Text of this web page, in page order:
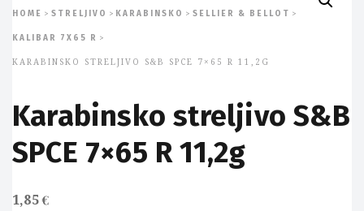
HOME > STRELJIVO > KARABINSKO > SELLIER & BELLOT >
KALIBAR 7X65 R >
KARABINSKO STRELJIVO S&B SPCE 7×65 R 11,2G
Karabinsko streljivo S&B
SPCE 7×65 R 11,2g
1,85€